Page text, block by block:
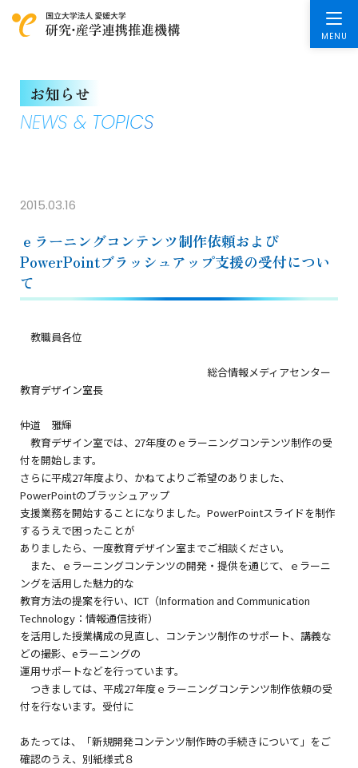
お知らせ
NEWS & TOPICS
2015.03.16
ｅラーニングコンテンツ制作依頼および
PowerPointブラッシュアップ支援の受付につい
て
教職員各位
総合情報メディアセンター
教育デザイン室長
仲道 雅輝
教育デザイン室では、27年度のｅラーニングコンテンツ制作の受
付を開始します。
さらに平成27年度より、かねてよりご希望のありました、
PowerPointのブラッシュアップ
支援業務を開始することになりました。PowerPointスライドを制作
するうえで困ったことが
ありましたら、一度教育デザイン室までご相談ください。
また、ｅラーニングコンテンツの開発・提供を通じて、ｅラーニ
ングを活用した魅力的な
教育方法の提案を行い、ICT（Information and Communication
Technology：情報通信技術）
を活用した授業構成の見直し、コンテンツ制作のサポート、講義な
どの撮影、eラーニングの
運用サポートなどを行っています。
つきましては、平成27年度ｅラーニングコンテンツ制作依頼の受
付を行ないます。受付に
あたっては、「新規開発コンテンツ制作時の手続きについて」をご
確認のうえ、別紙様式８